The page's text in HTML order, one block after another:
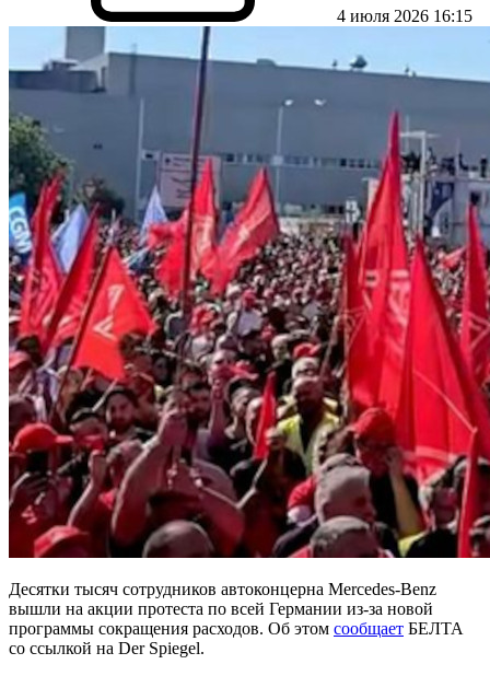
4 июля 2026 16:15
Десятки тысяч сотрудников автоконцерна Mercedes-Benz
вышли на акции протеста по всей Германии из-за новой
программы сокращения расходов. Об этом сообщает БЕЛТА
со ссылкой на Der Spiegel.